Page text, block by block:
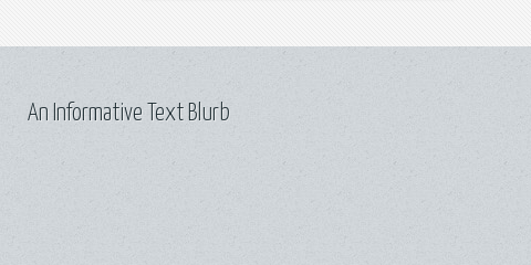
An Informative Text Blurb